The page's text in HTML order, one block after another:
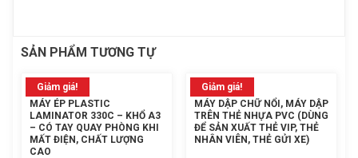
SẢN PHẨM TƯƠNG TỰ
Giảm giá!
MÁY ÉP PLASTIC
LAMINATOR 330C – KHỔ A3
– CÓ TAY QUAY PHÒNG KHI
MẤT ĐIỆN, CHẤT LƯỢNG
CAO
Giảm giá!
MÁY DẬP CHỮ NỔI, MÁY DẬP
TRÊN THẺ NHỰA PVC (DÙNG
ĐỂ SẢN XUẤT THẺ VIP, THẺ
NHÂN VIÊN, THẺ GỬI XE‎)